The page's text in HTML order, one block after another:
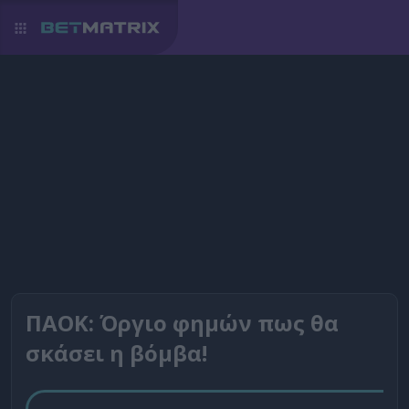
ΠΑΟΚ: Όργιο φημών πως θα
σκάσει η βόμβα!